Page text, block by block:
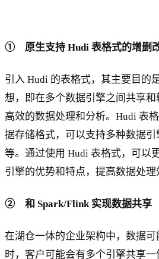
① 原生支持 Hudi 表格式的增删
引入 Hudi 的表格式，其主要目的
想，即在多个数据引擎之间共享
高效的数据处理和分析。Hudi 表
据存储格式，可以支持多种数据
等。通过使用 Hudi 表格式，可以
引擎的优势和特点，提高数据处理
② 和 Spark/Flink 实现数据共享
在湖仓一体的企业架构中，数据可
时，客户可能会有多个引擎共享一